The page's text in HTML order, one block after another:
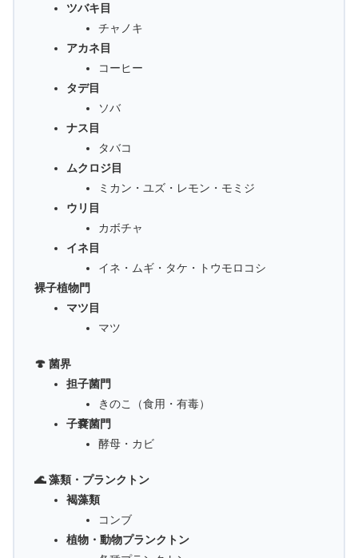
ツバキ目
チャノキ
アカネ目
コーヒー
タデ目
ソバ
ナス目
タバコ
ムクロジ目
ミカン・ユズ・レモン・モミジ
ウリ目
カボチャ
イネ目
イネ・ムギ・タケ・トウモロコシ
裸子植物門
マツ目
マツ
🍄 菌界
担子菌門
きのこ（食用・有毒）
子嚢菌門
酵母・カビ
🌊 藻類・プランクトン
褐藻類
コンブ
植物・動物プランクトン